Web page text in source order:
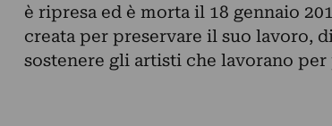
è ripresa ed è morta il 18 gennaio
creata per preservare il suo lavoro,
sostenere gli artisti che lavorano